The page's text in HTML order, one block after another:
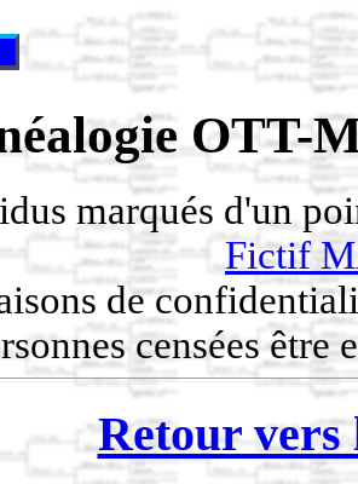
OTT-
marqués d'un
Fictif
de
censées
Retour vers